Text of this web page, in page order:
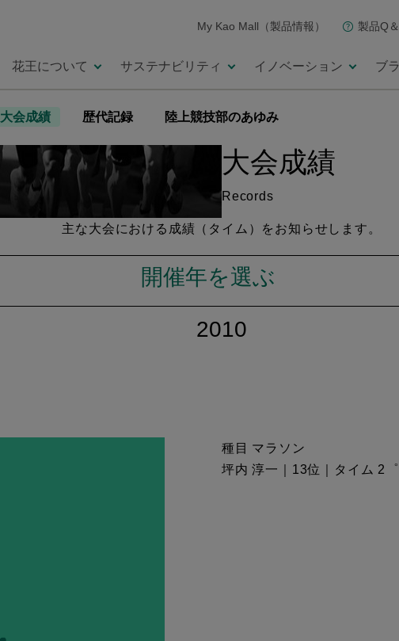
My Kao Mall（製品情報） 製品Q
花王について サステナビリティ イノベーション ブ
大会成績 歴代記録 陸上競技部のあゆみ
大会成績
Records
主な大会における成績（タイム）を お知らせします。
開催年を選ぶ
2010
種目 マラソン
坪内 淳一｜13位｜タイム 2゜